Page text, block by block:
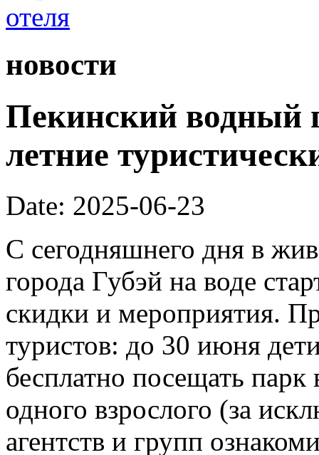
новости
Пекинский водный
летние
Date: 2025-06-23
С сегодняшнего дня в
города Губэй на воде
скидки и мероприятия.
туристов: до 30 июня
бесплатно посещать
одного взрослого (за
агентств и групп